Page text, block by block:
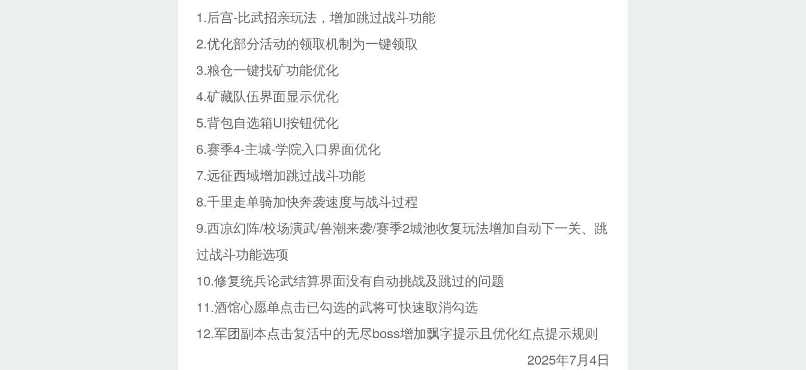
1.后宫-比武招亲玩法，增加跳过战斗功能
2.优化部分活动的领取机制为一键领取
3.粮仓一键找矿功能优化
4.矿藏队伍界面显示优化
5.背包自选箱UI按钮优化
6.赛季4-主城-学院入口界面优化
7.远征西域增加跳过战斗功能
8.千里走单骑加快奔袭速度与战斗过程
9.西凉幻阵/校场演武/兽潮来袭/赛季2城池收复玩法增加自动下一关、跳
过战斗功能选项
10.修复统兵论武结算界面没有自动挑战及跳过的问题
11.酒馆心愿单点击已勾选的武将可快速取消勾选
12.军团副本点击复活中的无尽boss增加飘字提示且优化红点提示规则
2025年7月4日